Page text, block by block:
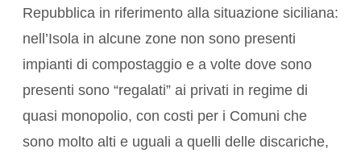
Repubblica in riferimento alla situazione siciliana:
nell’Isola in alcune zone non sono presenti
impianti di compostaggio e a volte dove sono
presenti sono “regalati” ai privati in regime di
quasi monopolio, con costi per i Comuni che
sono molto alti e uguali a quelli delle discariche,